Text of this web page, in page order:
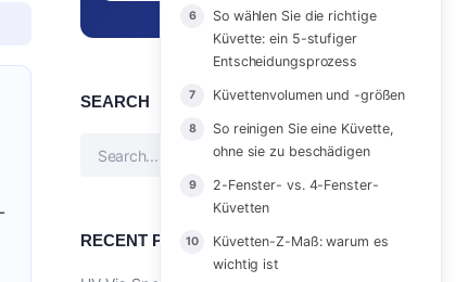
So wählen Sie die richtige
Küvette: ein 5-stufiger
Entscheidungsprozess
Küvettenvolumen und -größen
So reinigen Sie eine Küvette,
ohne sie zu beschädigen
2-Fenster- vs. 4-Fenster-
Küvetten
Küvetten-Z-Maß: warum es
wichtig ist
SEARCH
RECENT POSTS